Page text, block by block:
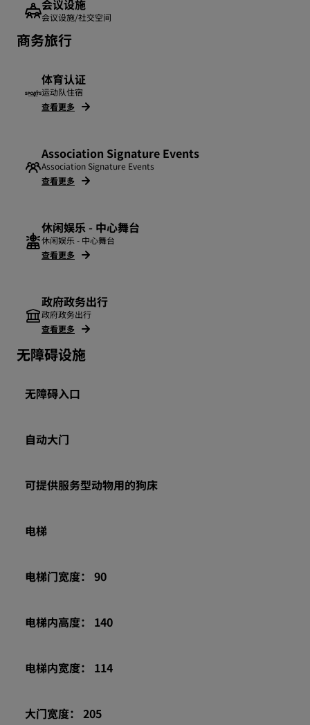
会议设施
会议设施/社交空间
商务旅行
体育认证
运动队住宿
查看更多
Association Signature Events
Association Signature Events
查看更多
休闲娱乐 - 中心舞台
休闲娱乐 - 中心舞台
查看更多
政府政务出行
政府政务出行
查看更多
无障碍设施
无障碍入口
自动大门
可提供服务型动物用的狗床
电梯
电梯门宽度： 90
电梯内高度： 140
电梯内宽度： 114
大门宽度： 205